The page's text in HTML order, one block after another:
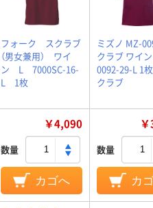
フォーク スクラブ
（男女兼用） ワイ
ン L 7000SC-16-
L 1枚
ミズノ MZ-
クラブ ワイ
0092-29-L 1
クラブ
￥4,090
数量
カゴへ
数量
カ